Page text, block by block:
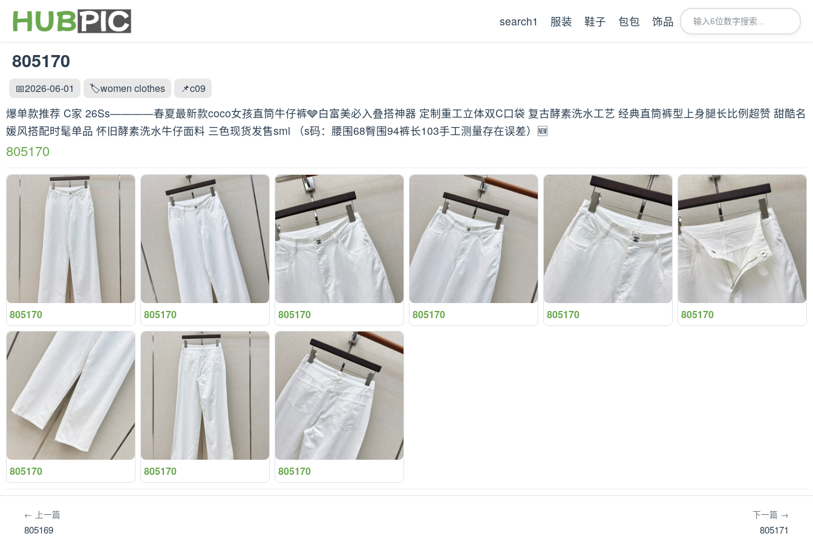
search1 服装 鞋子 包包 饰品
805170
📅2026-06-01 🏷️women clothes 📌c09
爆单款推荐 C家 26Ss————春夏最新款coco女孩直筒牛仔裤🩶白富美必入叠搭神器 定制重工立体双C口袋 复古酵素洗水工艺 经典直筒裤型上身腿长比例超赞 甜酷名
媛风搭配时髦单品 怀旧酵素洗水牛仔面料 三色现货发售sml （s码：腰围68臀围94裤长103手工测量存在误差）🆕
805170
805170 805170 805170 805170 805170 805170
805170 805170 805170
← 上一篇
805169
下一篇 →
805171